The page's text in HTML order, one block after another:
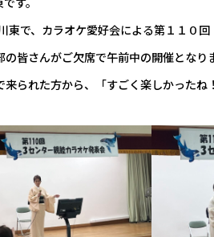
で、カラオケ愛好会による第１１０
皆さんがご欠席で午前中の開催となり
られた方から、「すごく楽しかったね